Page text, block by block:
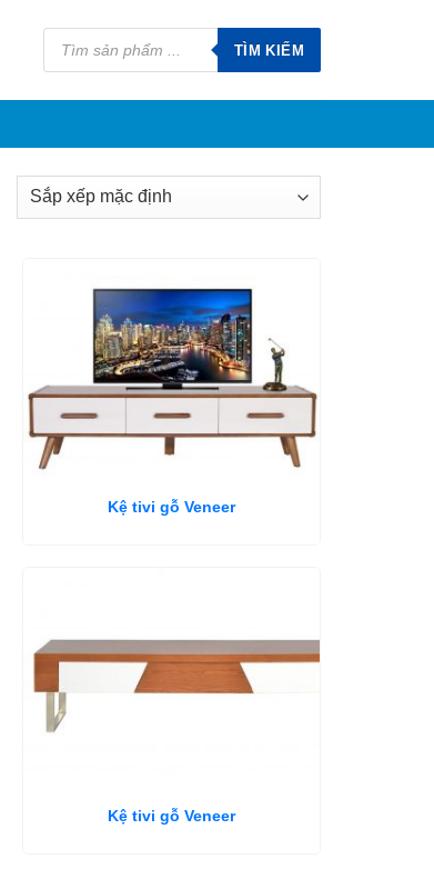
Tìm
kiếm
phẩm
TÌM KIẾM
Kệ tivi gỗ Veneer
Kệ tivi gỗ Veneer